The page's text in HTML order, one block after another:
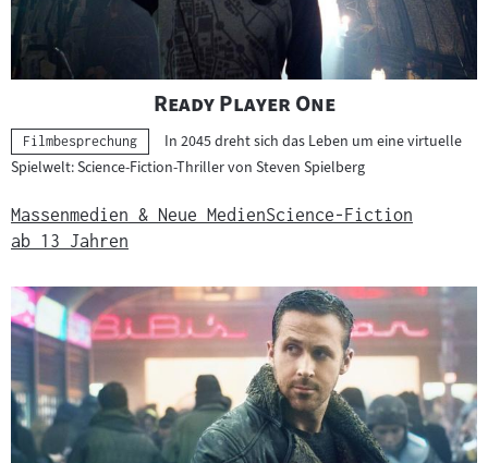
"
Ready Player One"
Kategorie:
Filmbesprechung
In 2045 dreht sich das Leben um eine virtuelle
Spielwelt: Science-Fiction-Thriller von Steven Spielberg
Massenmedien & Neue MedienScience-Fiction
ab 13 Jahren